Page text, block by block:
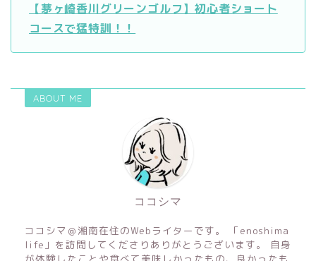
【茅ヶ崎香川グリーンゴルフ】初心者ショート
コースで猛特訓！！
ABOUT ME
ココシマ
ココシマ＠湘南在住のWebライターです。 「enoshima
life」を訪問してくださりありがとうございます。 自身